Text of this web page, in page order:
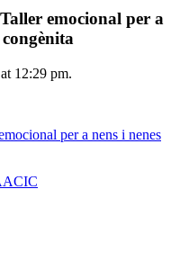
emocional per a
12:29 pm.